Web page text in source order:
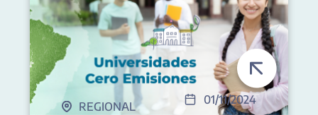
REGIONAL 01/11/2024